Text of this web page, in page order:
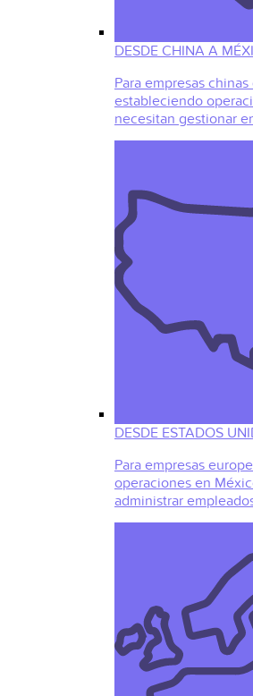
DESDE CHINA A
Para empresas
estableciendo
necesitan gestionar
DESDE ESTADOS
Para empresas
operaciones en
administrar